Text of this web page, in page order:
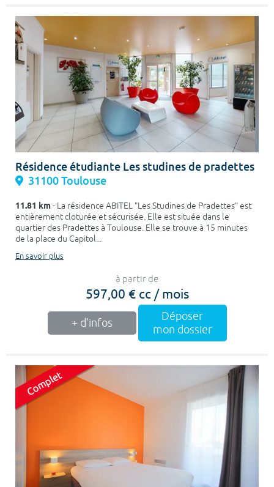
Résidence étudiante Les studines de pradettes
31100 Toulouse
11.81 km- La résidence ABITEL "Les Studines de Pradettes" est
entièrement cloturée et sécurisée. Elle est située dans le
quartier des Pradettes à Toulouse. Elle se trouve à 15 minutes
de la place du Capitol...
En savoir plus
à partir de
597,00 € cc / mois
+ d'infos
Déposer
mon dossier